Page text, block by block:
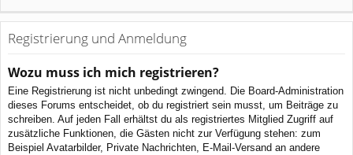
Registrierung und Anmeldung
Wozu muss ich mich registrieren?
Eine Registrierung ist nicht unbedingt zwingend. Die Board-Administration
dieses Forums entscheidet, ob du registriert sein musst, um Beiträge zu
schreiben. Auf jeden Fall erhältst du als registriertes Mitglied Zugriff auf
zusätzliche Funktionen, die Gästen nicht zur Verfügung stehen: zum
Beispiel Avatarbilder, Private Nachrichten, E-Mail-Versand an andere